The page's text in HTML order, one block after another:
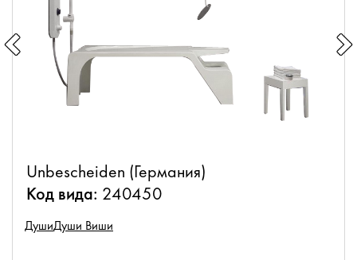
Unbescheiden (Германия)
Код вида: 240450
ДушиДуши Виши